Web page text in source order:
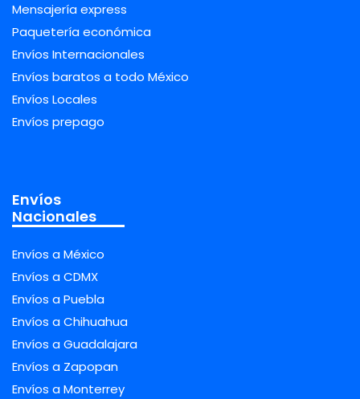
Mensajería express
Paquetería económica
Envíos Internacionales
Envíos baratos a todo México
Envíos Locales
Envíos prepago
Envíos
Nacionales
Envíos a México
Envíos a CDMX
Envíos a Puebla
Envíos a Chihuahua
Envíos a Guadalajara
Envíos a Zapopan
Envíos a Monterrey